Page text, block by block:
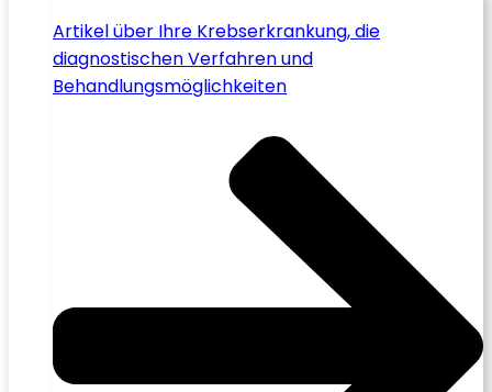
Artikel über Ihre Krebserkrankung, die
diagnostischen Verfahren und
Behandlungsmöglichkeiten